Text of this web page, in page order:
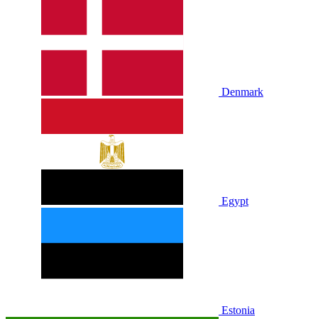
Denmark
Egypt
Estonia